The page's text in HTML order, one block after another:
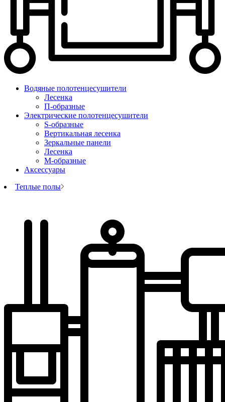
Водяные полотенцесушители
Лесенка
П-образные
Электрические полотенцесушители
S-образные
Вертикальная лесенка
Зеркальные панели
Лесенка
М-образные
Аксессуары
Теплые полы